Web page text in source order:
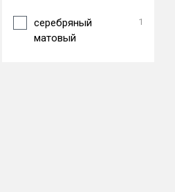
серебряный
матовый
1